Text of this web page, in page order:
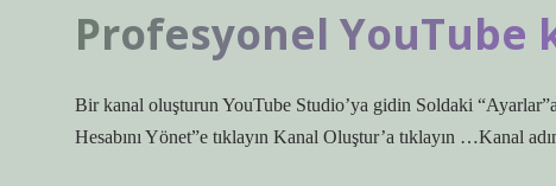
Profesyonel YouTube
Bir kanal oluşturun YouTube Studio’ya gidin Soldaki
Hesabını Yönet”e tıklayın Kanal Oluştur’a tıklayın …Kanal